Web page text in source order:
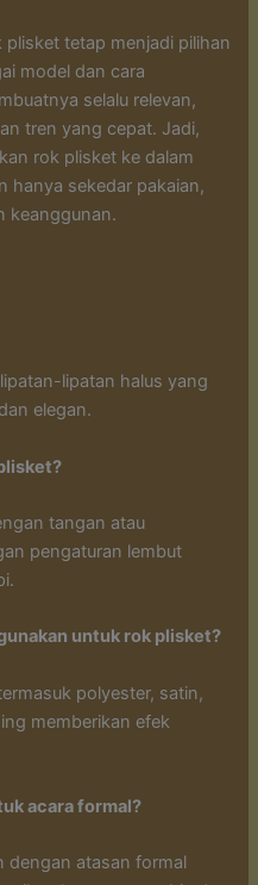
tetap menjadi pilihan
model dan cara
selalu relevan,
tren yang cepat. Jadi,
rok plisket ke dalam
hanya sekedar pakaian,
keanggunan.
lipatan halus yang
elegan.
tangan atau
pengaturan lembut
untuk rok plisket?
polyester, satin,
memberikan efek
acara formal?
dengan atasan formal